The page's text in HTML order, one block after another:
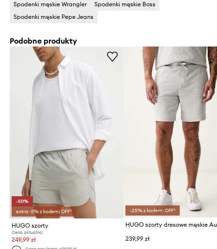
Spodenki męskie Wrangler
Spodenki męskie Boss
Spodenki męskie Pepe Jeans
Podobne produkty
-50%
extra -5% z kodem: OFF*
HUGO szorty
Cena aktualna:
249,99 zł
-25% z kodem: OFF*
239,99 zł